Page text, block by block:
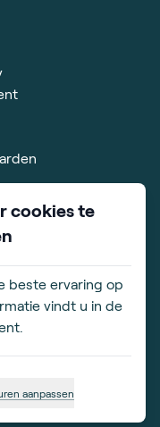
42
uur
2026
cookies te
beste ervaring op
vindt u in de
aanpassen